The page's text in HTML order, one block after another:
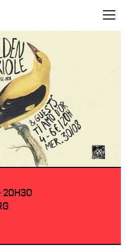
20H30